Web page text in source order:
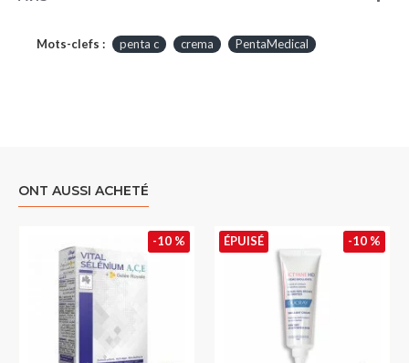
Mots-clefs : penta c crema PentaMedical
ONT AUSSI ACHETÉ
-10 % -10 %
ÉPUISÉ